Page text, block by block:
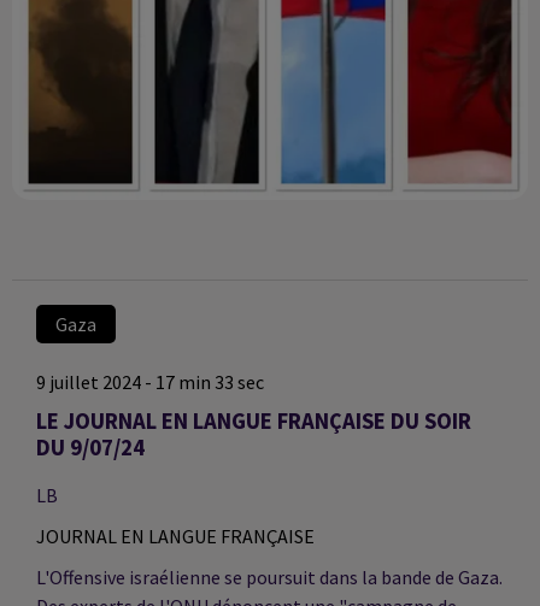
Gaza
9 juillet 2024 - 17 min 33 sec
LE JOURNAL EN LANGUE FRANÇAISE DU SOIR
DU 9/07/24
LB
JOURNAL EN LANGUE FRANÇAISE
L'Offensive israélienne se poursuit dans la bande de Gaza.